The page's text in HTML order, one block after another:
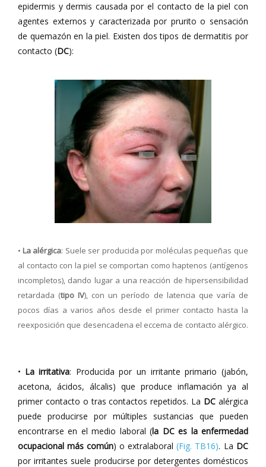
epidermis y dermis causada por el contacto de la piel con
agentes externos y caracterizada por prurito o sensación
de quemazón en la piel. Existen dos tipos de dermatitis por
contacto (DC):
• La alérgica: Suele ser producida por moléculas pequeñas que
al contacto con la piel se comportan como haptenos (antígenos
incompletos), dando lugar a una reacción de hipersensibilidad
retardada (tipo IV), con un período de latencia que varía de
pocos días a varios años desde el primer contacto hasta la
reexposición que desencadena el eccema de contacto alérgico.
• La irritativa: Producida por un irritante primario (jabón,
acetona, ácidos, álcalis) que produce inflamación ya al
primer contacto o tras contactos repetidos. La DC alérgica
puede producirse por múltiples sustancias que pueden
encontrarse en el medio laboral (la DC es la enfermedad
ocupacional más común) o extralaboral (Fig. TB16). La DC
por irritantes suele producirse por detergentes domésticos